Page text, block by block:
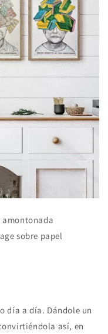
amontonada
sobre papel
día a día. Dándole un
así, en